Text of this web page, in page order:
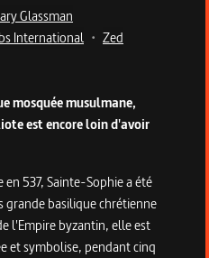
Glassman
International • Zed
mosquée musulmane,
est encore loin d'avoir
537, Sainte-Sophie a été
basilique chrétienne
l'Empire byzantin, elle est
et symbolise, pendant cinq